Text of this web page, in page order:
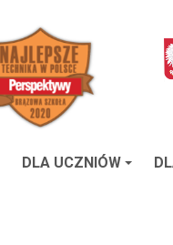
DLA UCZNIÓW